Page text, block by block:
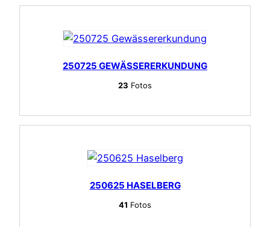
250725 GEWÄSSERERKUNDUNG
23 Fotos
250625 HASELBERG
41 Fotos